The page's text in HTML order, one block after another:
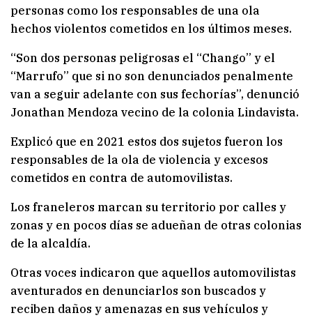
personas como los responsables de una ola
hechos violentos cometidos en los últimos meses.
“Son dos personas peligrosas el “Chango” y el
“Marrufo” que si no son denunciados penalmente
van a seguir adelante con sus fechorías”, denunció
Jonathan Mendoza vecino de la colonia Lindavista.
Explicó que en 2021 estos dos sujetos fueron los
responsables de la ola de violencia y excesos
cometidos en contra de automovilistas.
Los franeleros marcan su territorio por calles y
zonas y en pocos días se adueñan de otras colonias
de la alcaldía.
Otras voces indicaron que aquellos automovilistas
aventurados en denunciarlos son buscados y
reciben daños y amenazas en sus vehículos y